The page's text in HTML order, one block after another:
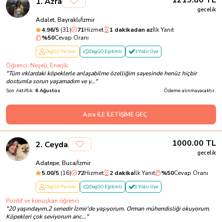
gecelik
Adalet, Bayraklı/İzmir
4.96/5 (31) 71Hizmet 1 dakikadan azİlk Yanıt
%50Cevap Oranı
DogGO Partner DogGO Eğitimli 3 Yıldır Üye
Öğrenci, Neşeli, Enerjik
"Tüm ırklardaki köpeklerle anlaşabilme özelliğim sayesinde henüz hiçbir
dostumla sorun yaşamadım ve y..."
Son Aktiflik: 6 Ağustos Ödeme alınmayacaktır.
Azra İLE İLETİŞİME GEÇ
2. Ceyda 1000.00 TL
gecelik
Adatepe, Buca/İzmir
5.00/5 (16) 72Hizmet 2 dakikaİlk Yanıt %50Cevap Oranı
DogGO Partner DogGO Eğitimli 1 Yıldır Üye
Pozitif ve konuşkan öğrenci
"20 yaşındayım.2 senedir İzmir’de yaşıyorum. Orman mühendisliği okuyorum.
Köpekleri çok seviyorum anc..."